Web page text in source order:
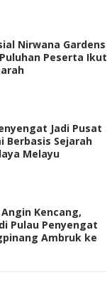
Nirwana Gardens
Peserta Ikut
Jadi Pusat
Berbasis Sejarah
Melayu
Kencang,
Pulau Penyengat
Ambruk ke